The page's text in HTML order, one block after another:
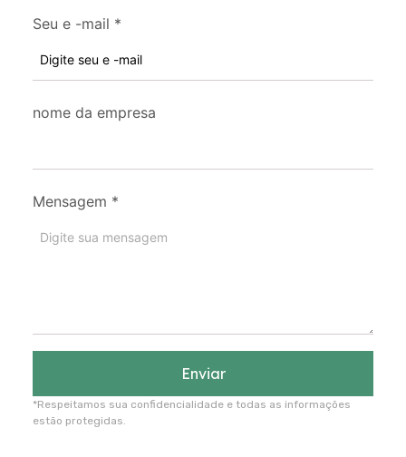
Seu e -mail *
nome da empresa
Mensagem *
Enviar
*Respeitamos sua confidencialidade e todas as informações
estão protegidas.